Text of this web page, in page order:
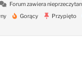
Forum zawiera
Gorący Przypięto